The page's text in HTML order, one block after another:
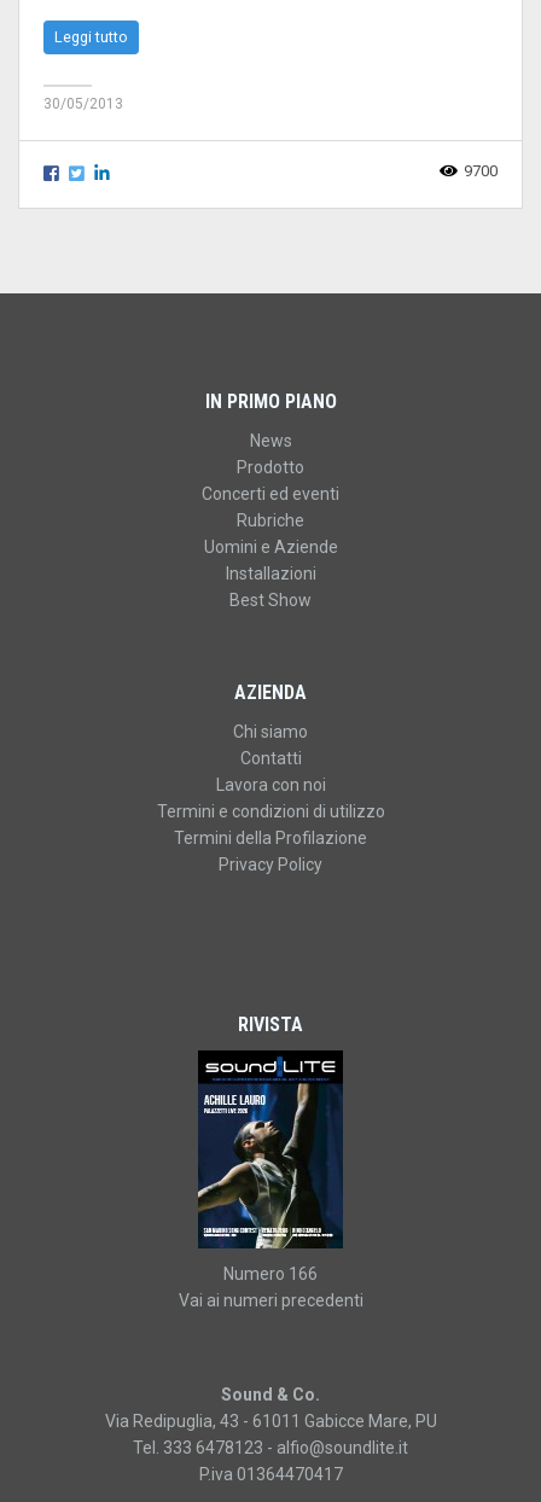
Leggi tutto
30/05/2013
9700
IN PRIMO PIANO
News
Prodotto
Concerti ed eventi
Rubriche
Uomini e Aziende
Installazioni
Best Show
AZIENDA
Chi siamo
Contatti
Lavora con noi
Termini e condizioni di utilizzo
Termini della Profilazione
Privacy Policy
RIVISTA
Numero 166
Vai ai numeri precedenti
Sound & Co.
Via Redipuglia, 43 - 61011 Gabicce Mare, PU
Tel. 333 6478123 - alfio@soundlite.it
P.iva 01364470417